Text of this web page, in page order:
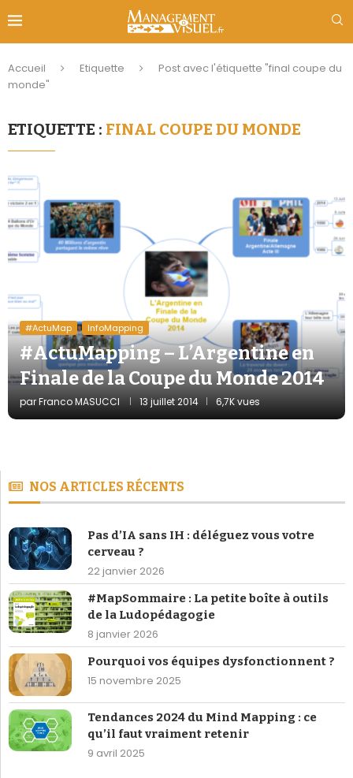
Accueil Etiquette
Post avec l'étiquette "final coupe du
monde"
ETIQUETTE : FINAL COUPE DU MONDE
#ActuMap InfoMapping
#ActuMapping – L’Argentine en
Finale de la Coupe du Monde 2014
parFranco MASUCCI 13 juillet 2014 6,7K vues
NOS ARTICLES RÉCENTS
Pas d’IA sans IH : déléguez vous votre
cerveau ?
22 janvier 2026
#MapSommaire : La petite boîte à outils
de la Ludopédagogie
8 janvier 2026
Pourquoi vos équipes dysfonctionnent ?
15 novembre 2025
Tendances 2024 du Mind Mapping : ce
qu’il faut vraiment retenir
9 avril 2025